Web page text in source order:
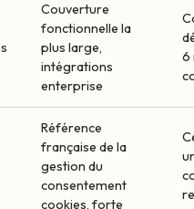
Couverture
fonctionnelle la
plus large,
intégrations
enterprise
6
Référence
française de la
gestion du
consentement
cookies, forte